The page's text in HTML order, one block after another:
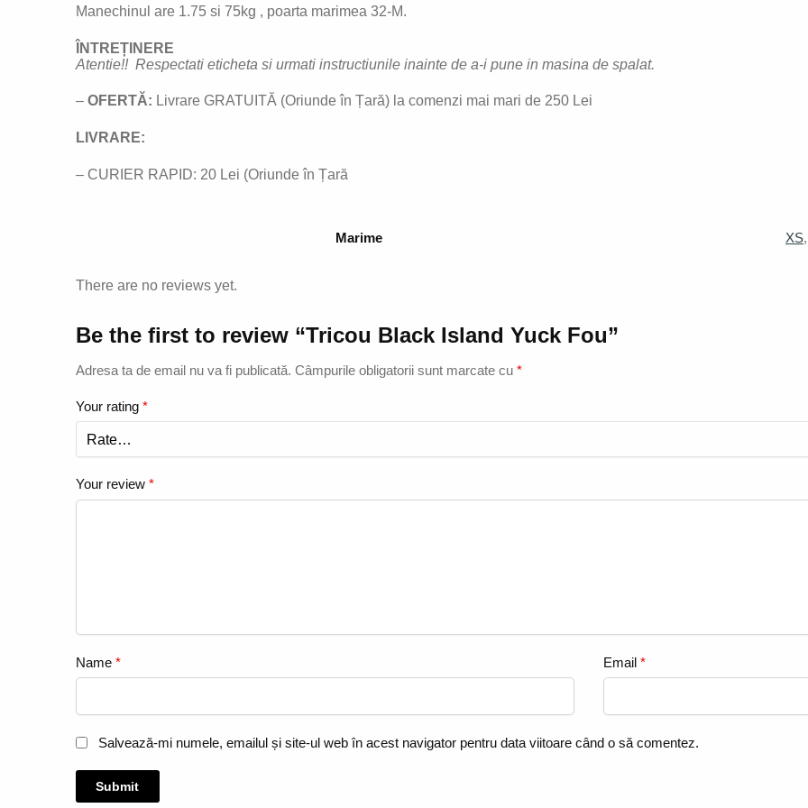
Manechinul are 1.75 si 75kg , poarta marimea 32-M.
ÎNTREȚINERE
Atentie!! Respectati eticheta si urmati instructiunile inainte de a-i pune in masina de spalat.
– OFERTĂ: Livrare GRATUITĂ (Oriunde în Țară) la comenzi mai mari de 250 Lei
LIVRARE:
– CURIER RAPID: 20 Lei (Oriunde în Țară
Marime XS,
There are no reviews yet.
Be the first to review “Tricou Black Island Yuck Fou”
Adresa ta de email nu va fi publicată. Câmpurile obligatorii sunt marcate cu *
Your rating *
Your review *
Name * Email *
Salvează-mi numele, emailul și site-ul web în acest navigator pentru data viitoare când o să comentez.